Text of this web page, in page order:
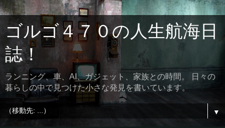
ゴルゴ４７０の人生航海日
誌！
ランニング、車、AI、ガジェット、家族との時間。 日々の
暮らしの中で見つけた小さな発見を書いています。
▼